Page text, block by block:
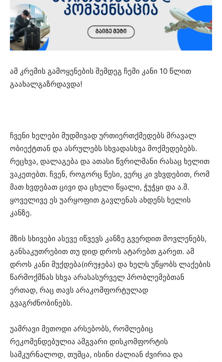
ამ კრემის გამოყენების შემდეგ ჩემი კანი 10 წლით
გაახალგაზრდავდა!
ჩვენი ხელები მუდმივად ურთიერთქმედებს მრავალ
ობიექტთან და ასრულებს სხვადასხვა მოქმედებებს.
რეცხვა, დალაგება და ათასი წვრილმანი რასაც ხელით
ვაკეთებთ. ჩვენ, როგორც წესი, ვერც კი ვხვდებით, რომ
მათ ხვდებათ ცივი და ცხელი წყალი, ჭუჭყი და ა.შ.
ყოველივე ეს უარყოფით გავლენას ახდენს ხელის
კანზე.
მზის სხივები ასევე იწვევს კანზე გვერდით მოვლენებს,
განსაკუთრებით თუ დიდ დროს ატარებთ გარეთ. ამ
დროს კანი მუქდება(ირუჯება) და ხელს უწყობს ლაქების
წარმოქმნას სხვა არასასურველ პრობლემებთან
ერთად, რაც თავს არაკომფორტულად
გვაგრძნობინებს.
უამრავი მეთოდი არსებობს, რომლებიც
რეკომენდებულია ამგვარი დისკომფორტის
სამკურნალოდ, თუმცა, ისინი ძალიან ძვირია და